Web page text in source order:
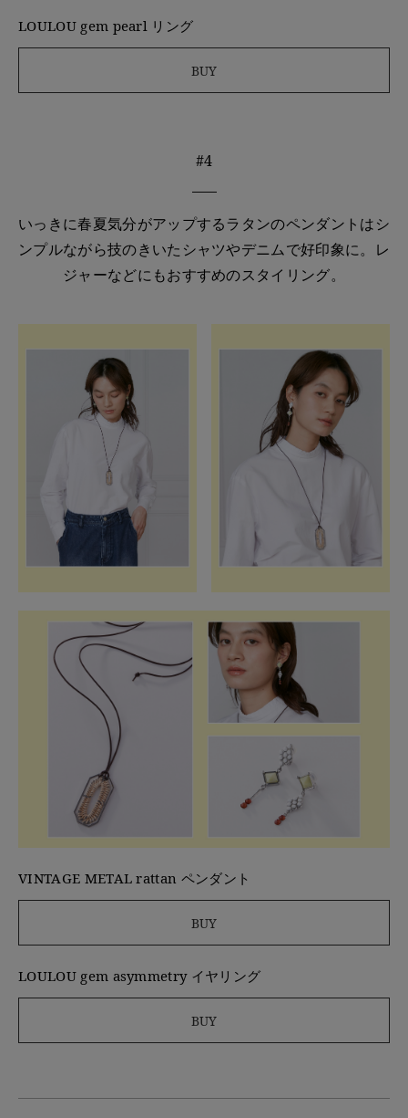
LOULOU gem pearl リング
BUY
#4
いっきに春夏気分がアップするラタンのペンダントはシ
ンプルながら技のきいたシャツやデニムで好印象に。レ
ジャーなどにもおすすめのスタイリング。
VINTAGE METAL rattan ペンダント
BUY
LOULOU gem asymmetry イヤリング
BUY